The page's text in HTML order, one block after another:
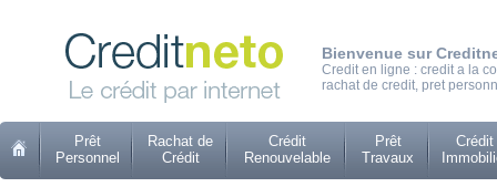
Bienvenue sur
Credit en ligne : credit a la
rachat de credit, pret
Prêt
Personnel
Rachat de
Crédit
Crédit
Renouvelable
Prêt
Travaux
Crédit